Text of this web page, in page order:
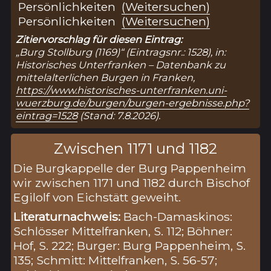
Persönlichkeiten (Weitersuchen)
Persönlichkeiten (Weitersuchen)
Zitiervorschlag für diesen Eintrag:
„Burg Stollburg (1169)“ (Eintragsnr.: 1528), in:
Historisches Unterfranken – Datenbank zu
mittelalterlichen Burgen in Franken,
https://www.historisches-unterfranken.uni-
wuerzburg.de/burgen/burgen-ergebnisse.php?
eintrag=1528(Stand: 7.8.2026).
Zwischen 1171 und 1182
Die Burgkappelle der Burg Pappenheim
wir zwischen 1171 und 1182 durch Bischof
Egilolf von Eichstätt geweiht.
Literaturnachweis: Bach-Damaskinos:
Schlösser Mittelfranken, S. 112; Böhner:
Hof, S. 222; Burger: Burg Pappenheim, S.
135; Schmitt: Mittelfranken, S. 56-57;